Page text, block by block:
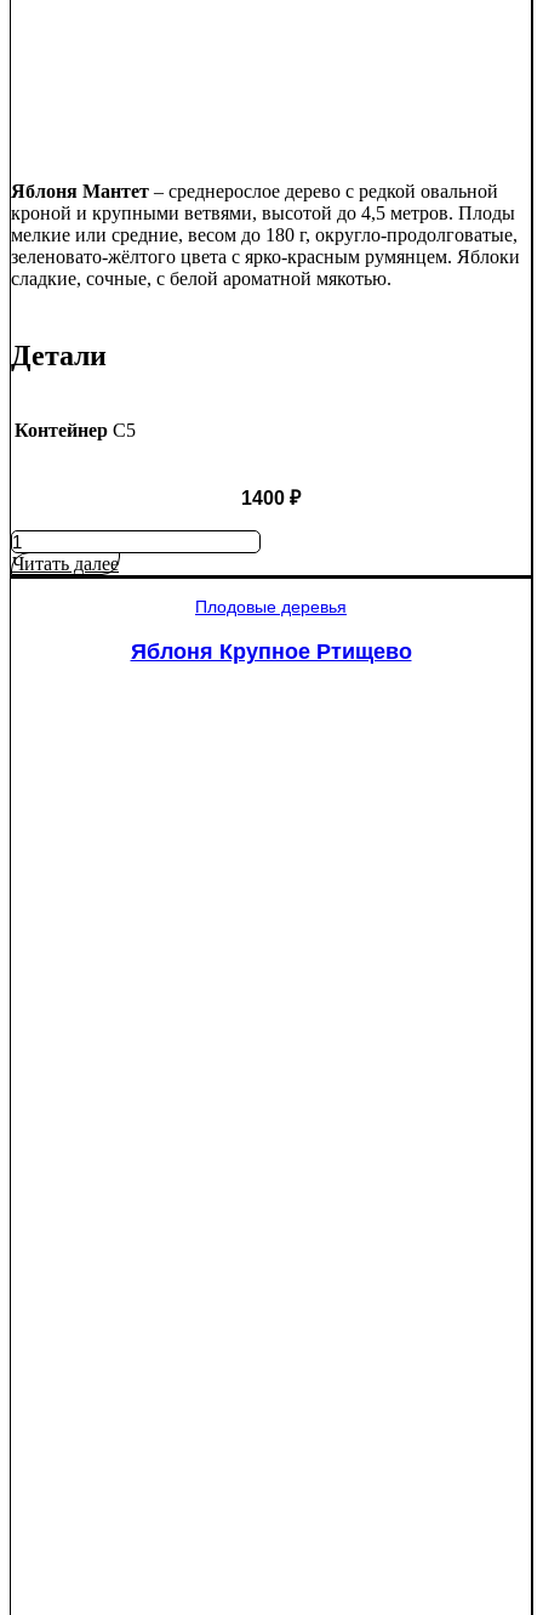
Яблоня Мантет – среднерослое дерево с редкой овальной
кроной и крупными ветвями, высотой до 4,5 метров. Плоды
мелкие или средние, весом до 180 г, округло-продолговатые,
зеленовато-жёлтого цвета с ярко-красным румянцем. Яблоки
сладкие, сочные, с белой ароматной мякотью.
Детали
Контейнер C5
1400 ₽
Количество
товара
Яблоня
Читать далее
Плодовые деревья
Яблоня Крупное Ртищево